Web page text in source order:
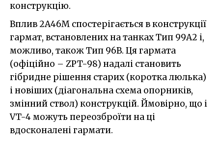
конструкцію.
Вплив 2A46M спостерігається в конструкції
гармат, встановлених на танках Тип 99A2 і,
можливо, також Тип 96B. Ця гармата
(офіційно – ZPT-98) надалі становить
гібридне рішення старих (коротка люлька)
і новіших (діагональна схема опорників,
змінний ствол) конструкцій. Ймовірно, що і
VT-4 можуть переозброїти на ці
вдосконалені гармати.